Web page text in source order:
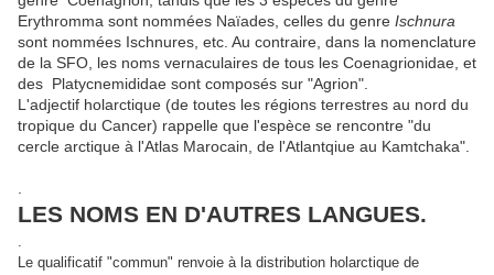
Erythromma sont nommées Naïades, celles du genre Ischnura
sont nommées Ischnures, etc. Au contraire, dans la nomenclature
de la SFO, les noms vernaculaires de tous les Coenagrionidae, et
des Platycnemididae sont composés sur "Agrion".
L'adjectif holarctique (de toutes les régions terrestres au nord du
tropique du Cancer) rappelle que l'espèce se rencontre "du
cercle arctique à l'Atlas Marocain, de l'Atlantqiue au Kamtchaka".
LES NOMS EN D'AUTRES LANGUES.
.
Le qualificatif "commun" renvoie à la distribution holarctique de